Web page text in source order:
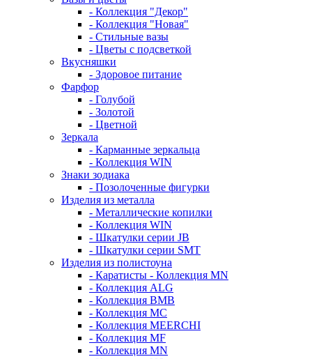
- Коллекция "Декор"
- Коллекция "Новая"
- Стильные вазы
- Цветы с подсветкой
Вкусняшки
- Здоровое питание
Фарфор
- Голубой
- Золотой
- Цветной
Зеркала
- Карманные зеркальца
- Коллекция WIN
Знаки зодиака
- Позолоченные фигурки
Изделия из металла
- Металлические копилки
- Коллекция WIN
- Шкатулки серии JB
- Шкатулки серии SMT
Изделия из полистоуна
- Каратисты - Коллекция MN
- Коллекция ALG
- Коллекция BMB
- Коллекция MC
- Коллекция MEERCHI
- Коллекция MF
- Коллекция MN